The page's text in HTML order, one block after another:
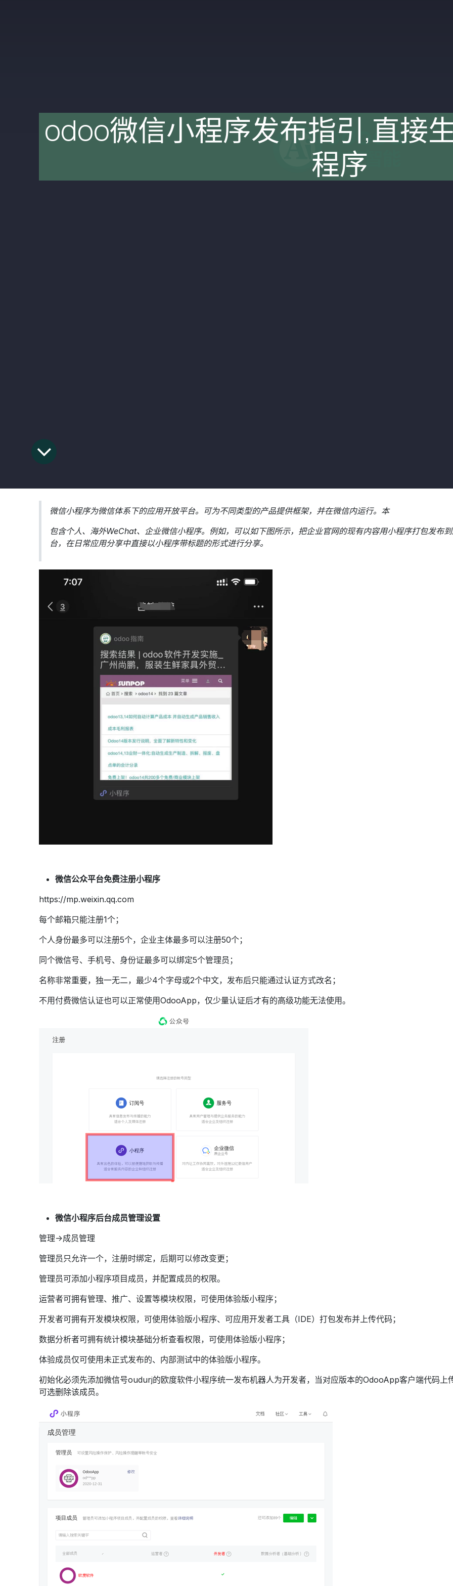
odoo微信小程序发布指引,直接
程序
微信小程序为微信体系下的应用开放平台。可为不同类型的产品提供框架，并在微信内运行。本
包含个人、海外WeChat、企业微信小程序。例如，可以如下图所示，把企业官网的现有内容用小程序打包发布
台，在日常应用分享中直接以小程序带标题的形式进行分享。
微信公众平台免费注册小程序
https://mp.weixin.qq.com
每个邮箱只能注册1个；
个人身份最多可以注册5个，企业主体最多可以注册50个；
同个微信号、手机号、身份证最多可以绑定5个管理员；
名称非常重要，独一无二，最少4个字母或2个中文，发布后只能通过认证方式改名；
不用付费微信认证也可以正常使用OdooApp，仅少量认证后才有的高级功能无法使用。
微信小程序后台成员管理设置
管理->成员管理
管理员只允许一个，注册时绑定，后期可以修改变更；
管理员可添加小程序项目成员，并配置成员的权限。
运营者可拥有管理、推广、设置等模块权限，可使用体验版小程序；
开发者可拥有开发模块权限，可使用体验版小程序、可应用开发者工具（IDE）打包发布并上传代码；
数据分析者可拥有统计模块基础分析查看权限，可使用体验版小程序；
体验成员仅可使用未正式发布的、内部测试中的体验版小程序。
初始化必须先添加微信号oudurj的欧度软件小程序统一发布机器人为开发者，当对应版本的OdooApp客户端代码上
可选删除该成员。